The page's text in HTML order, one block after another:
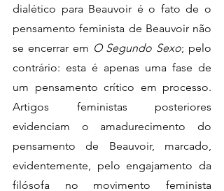
dialético para Beauvoir é o fato de o
pensamento feminista de Beauvoir não
se encerrar em O Segundo Sexo; pelo
contrário: esta é apenas uma fase de
um pensamento crítico em processo.
Artigos feministas posteriores
evidenciam o amadurecimento do
pensamento de Beauvoir, marcado,
evidentemente, pelo engajamento da
filósofa no movimento feminista